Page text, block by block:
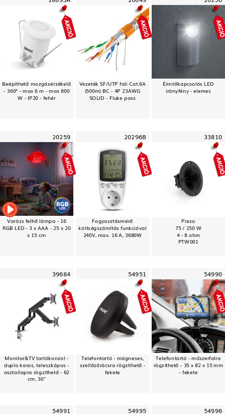
Beépíthető mozgásérzékelő
- 360° - max 6 m - max 800
W - IP20 - fehér
Vezeték SF/UTP fali Cat.6A
(500m) BC - 4P 23AWG
SOLID - Fluke pass
Érintőkapcsolós LED
irányfény - elemes
20259
Varázs felhő lámpa - 16
RGB LED - 3 x AAA - 25 x 20
x 15 cm
20296B
Fogyasztásmérő
költségszámítás funkcióval
240V, max. 16 A, 3680W
33810
Piezo
75 / 150 W
4 - 8 ohm
PTW001
39684
Monitor&TV tartókonzol -
dupla karos, teleszkópos -
asztallapra rögzíthető - 62
cm, 30"
54951
Telefontartó - mágneses,
szellőzőrácsra rögzíthető -
fekete
54990
Telefontartó - műszerfalra
rögzíthető - 35 x 82 x 15 mm
- fekete
54991 54995 54996